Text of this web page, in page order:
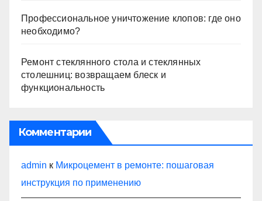
Профессиональное уничтожение клопов: где оно
необходимо?
Ремонт стеклянного стола и стеклянных
столешниц: возвращаем блеск и
функциональность
Комментарии
admin к Микроцемент в ремонте: пошаговая
инструкция по применению